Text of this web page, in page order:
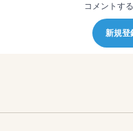
コメントす
新規登